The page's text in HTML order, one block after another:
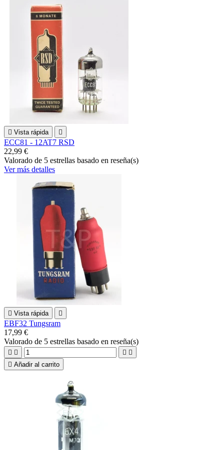
 Vista rápida 
ECC81 - 12AT7 RSD
22,99 €
Valorado de 5 estrellas basado en reseña(s)
Ver más detalles
 Vista rápida 
EBF32 Tungsram
17,99 €
Valorado de 5 estrellas basado en reseña(s)
   
 Añadir al carrito